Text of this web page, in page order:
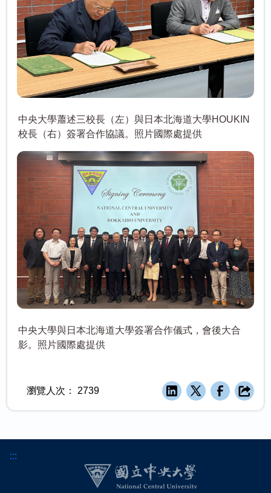
中央大學蕭述三校長（左）與日本北海道大學HOUKIN
校長（右）簽署合作協議。照片國際處提供
中央大學與日本北海道大學簽署合作儀式，會後大合
影。照片國際處提供
瀏覽人次： 2739
:::